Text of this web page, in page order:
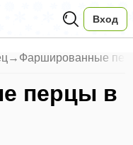
Вход
→ Фаршированные
перцы в